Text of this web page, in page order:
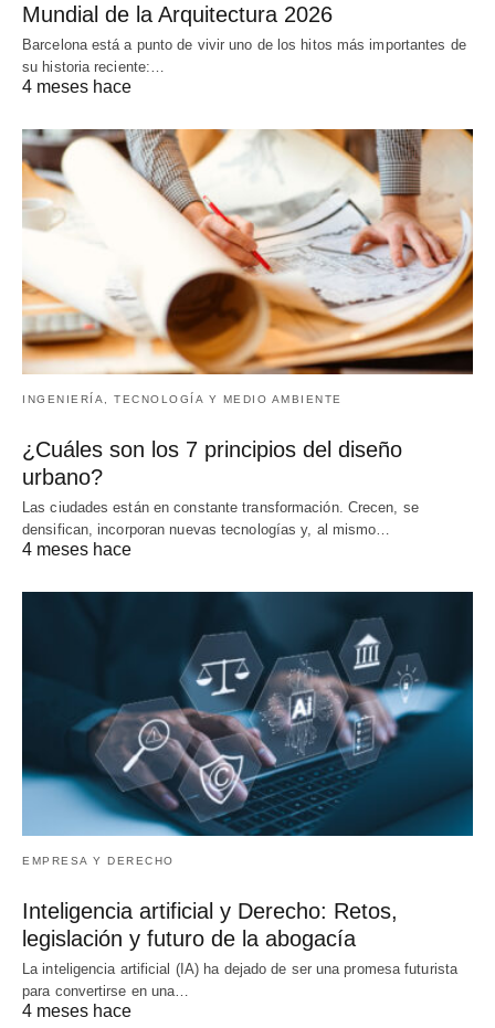
Mundial de la Arquitectura 2026
Barcelona está a punto de vivir uno de los hitos más importantes de
su historia reciente:…
4 meses hace
INGENIERÍA, TECNOLOGÍA Y MEDIO AMBIENTE
¿Cuáles son los 7 principios del diseño
urbano?
Las ciudades están en constante transformación. Crecen, se
densifican, incorporan nuevas tecnologías y, al mismo…
4 meses hace
EMPRESA Y DERECHO
Inteligencia artificial y Derecho: Retos,
legislación y futuro de la abogacía
La inteligencia artificial (IA) ha dejado de ser una promesa futurista
para convertirse en una…
4 meses hace